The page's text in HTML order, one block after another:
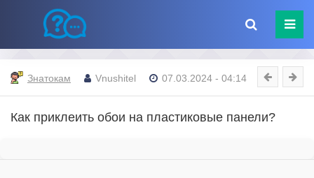
Знатокам Vnushitel 07.03.2024 - 04:14
Как приклеить обои на пластиковые панели?